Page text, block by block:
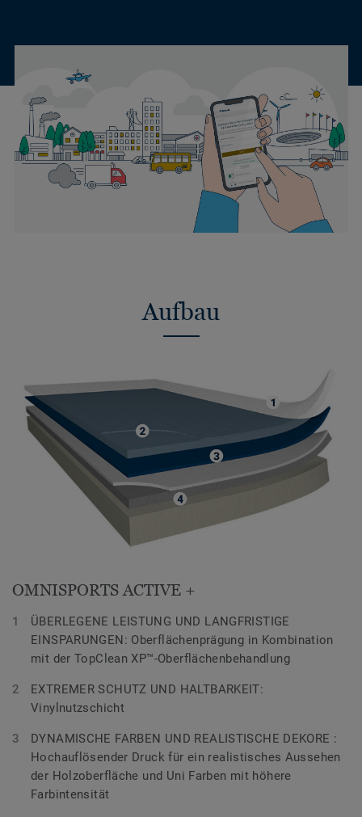
Aufbau
OMNISPORTS ACTIVE +
ÜBERLEGENE LEISTUNG UND LANGFRISTIGE
EINSPARUNGEN: Oberflächenprägung in Kombination
mit der TopClean XP™-Oberflächenbehandlung
EXTREMER SCHUTZ UND HALTBARKEIT:
Vinylnutzschicht
DYNAMISCHE FARBEN UND REALISTISCHE DEKORE :
Hochauflösender Druck für ein realistisches Aussehen
der Holzoberfläche und Uni Farben mit höhere
Farbintensität